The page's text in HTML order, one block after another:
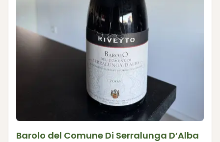
Barolo del Comune Di Serralunga D‘Alba